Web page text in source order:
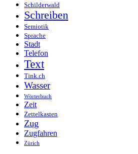
Schilderwald
Schreiben
Semiotik
Sprache
Stadt
Telefon
Text
Tink.ch
Wasser
Wörterbuch
Zeit
Zettelkasten
Zug
Zugfahren
Zürich